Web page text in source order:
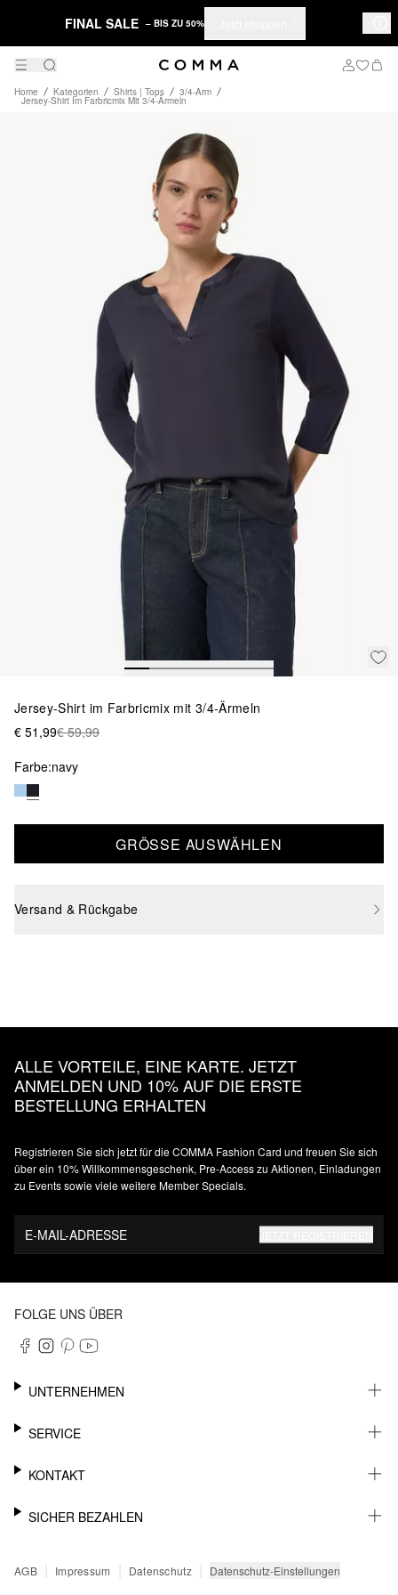
FINAL SALE – BIS ZU 50%
Home Kategorien Shirts | Tops 3/4-Arm
Jersey-Shirt Im Farbricmix Mit 3/4-Ärmeln
Jersey-Shirt im Farbricmix mit 3/4-Ärmeln
€ 51,99€ 59,99
Farbe:navy
GRÖSSE AUSWÄHLEN
Versand & Rückgabe
ALLE VORTEILE, EINE KARTE. JETZT
ANMELDEN UND 10% AUF DIE ERSTE
BESTELLUNG ERHALTEN
Registrieren Sie sich jetzt für die COMMA Fashion Card und freuen Sie sich
über ein 10% Willkommensgeschenk, Pre-Access zu Aktionen, Einladungen
zu Events sowie viele weitere Member Specials.
E-MAIL-ADRESSE
FOLGE UNS ÜBER
UNTERNEHMEN
KARRIERE
SERVICE
NEWSLETTER
MEIN KONTO
SENDUNGSVERFOLGUNG
KONTAKT
SUPPORT
SICHER BEZAHLEN
PAYPAL
AGB | Impressum | Datenschutz | Datenschutz-Einstellungen